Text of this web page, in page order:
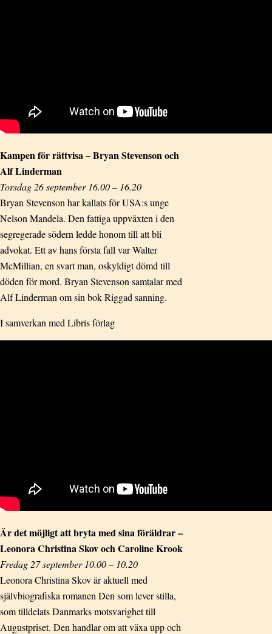
Kampen för rättvisa – Bryan Stevenson och
Alf Linderman
Torsdag 26 september 16.00 – 16.20
Bryan Stevenson har kallats för USA:s unge
Nelson Mandela. Den fattiga uppväxten i den
segregerade södern ledde honom till att bli
advokat. Ett av hans första fall var Walter
McMillian, en svart man, oskyldigt dömd till
döden för mord. Bryan Stevenson samtalar med
Alf Linderman om sin bok Riggad sanning.
I samverkan med Libris förlag
Är det möjligt att bryta med sina föräldrar –
Leonora Christina Skov och Caroline Krook
Fredag 27 september 10.00 – 10.20
Leonora Christina Skov är aktuell med
självbiografiska romanen Den som lever stilla,
som tilldelats Danmarks motsvarighet till
Augustpriset. Den handlar om att växa upp och